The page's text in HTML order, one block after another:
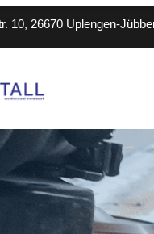
10, 26670 Uplengen-